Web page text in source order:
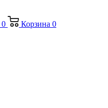
0 Корзина 0